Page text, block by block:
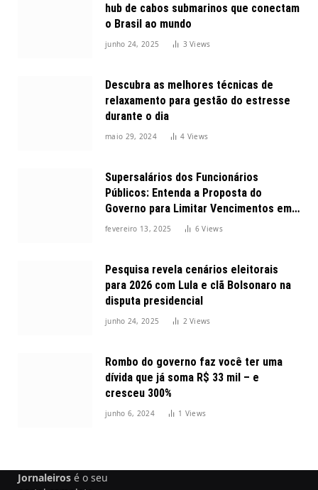
hub de cabos submarinos que conectam
o Brasil ao mundo
junho 24, 2025 3Views
Descubra as melhores técnicas de
relaxamento para gestão do estresse
durante o dia
maio 29, 2024 4 Views
Supersalários dos Funcionários
Públicos: Entenda a Proposta do
Governo para Limitar Vencimentos em
2025
fevereiro 13, 2025 6Views
Pesquisa revela cenários eleitorais
para 2026 com Lula e clã Bolsonaro na
disputa presidencial
junho 24, 2025 2Views
Rombo do governo faz você ter uma
dívida que já soma R$ 33 mil – e
cresceu 300%
junho 6, 2024 1 Views
Jornaleiros é o seu